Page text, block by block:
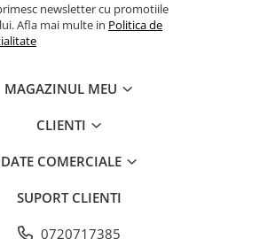
newsletter cu promotiile
Afla mai multe in Politica de
MAGAZINUL MEU
CLIENTI
DATE COMERCIALE
SUPORT CLIENTI
0720717385